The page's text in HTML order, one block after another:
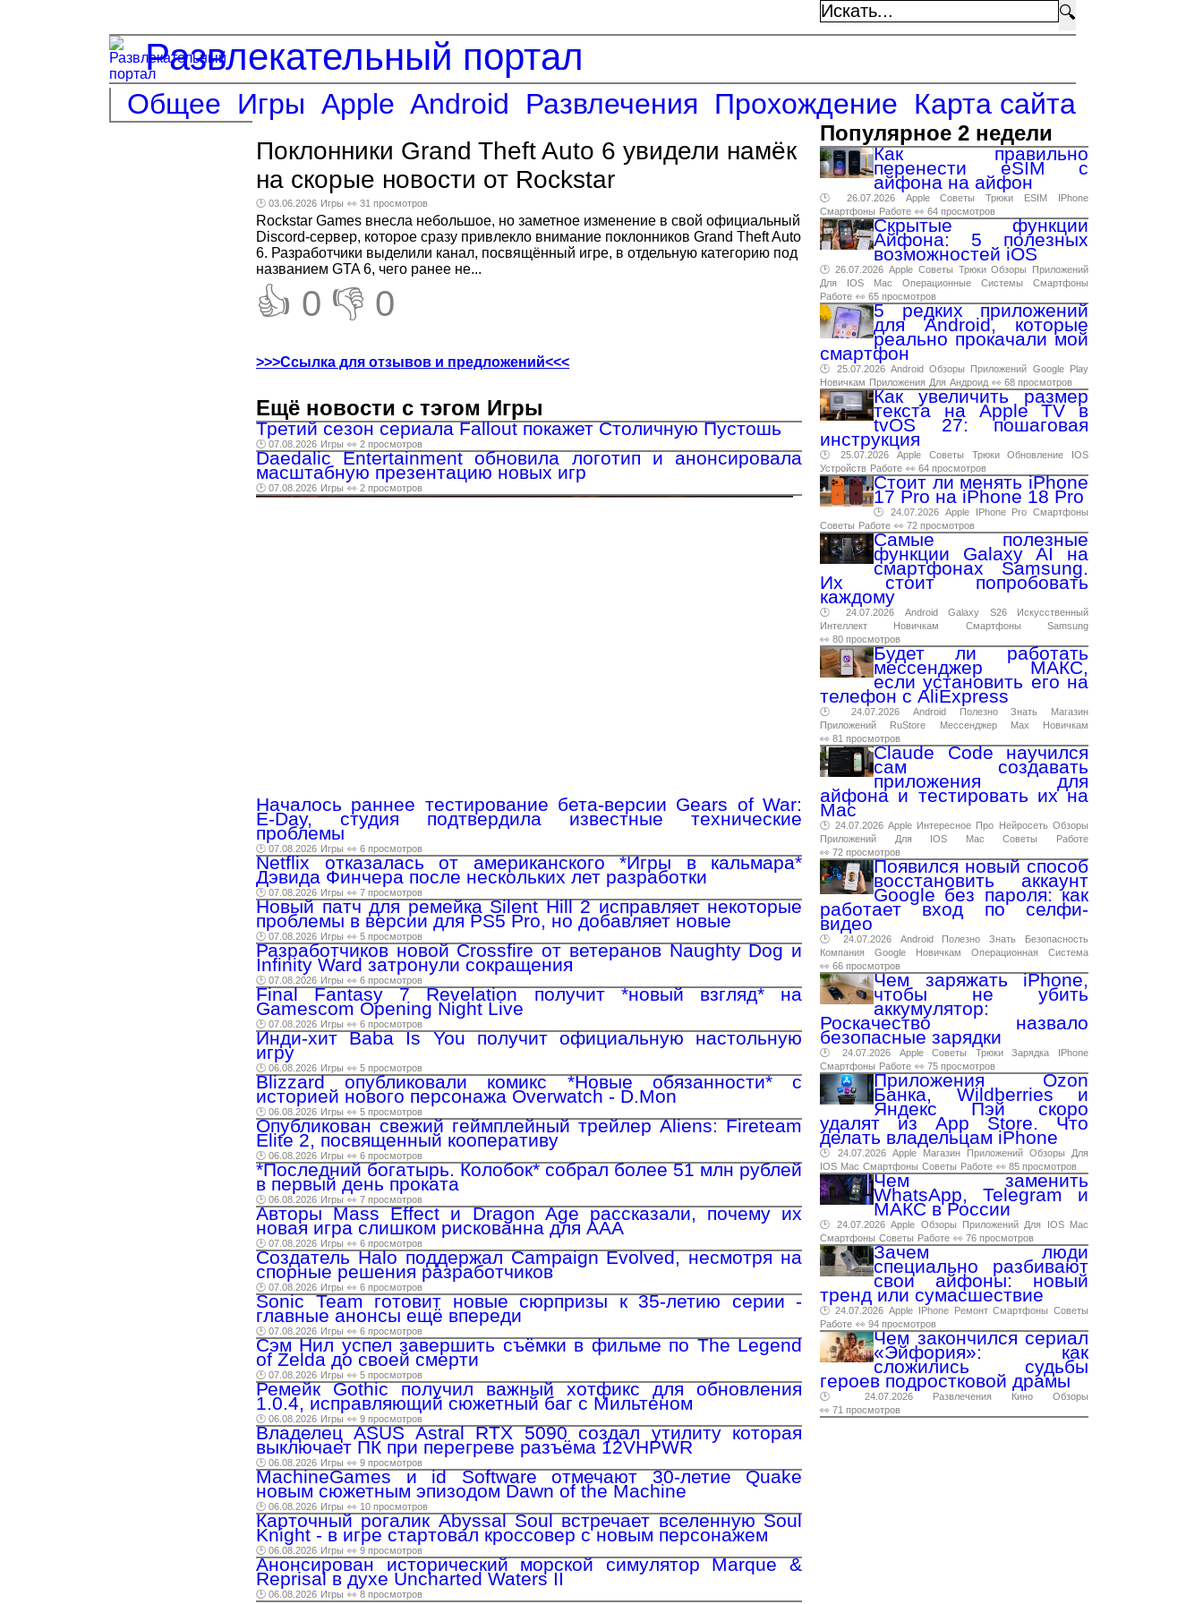
🔍
Развлекательный портал
Общее Игры Apple Android Развлечения Прохождение Карта сайта
Поклонники Grand Theft Auto 6 увидели намёк
на скорые новости от Rockstar
🕑 03.06.2026 Игры 👀 31 просмотров
Rockstar Games внесла небольшое, но заметное изменение в свой официальный
Discord-сервер, которое сразу привлекло внимание поклонников Grand Theft Auto
6. Разработчики выделили канал, посвящённый игре, в отдельную категорию под
названием GTA 6, чего ранее не...
👍 0 👎 0
>>>Ссылка для отзывов и предложений<<<
Ещё новости с тэгом Игры
Третий сезон сериала Fallout покажет Столичную Пустошь
🕑 07.08.2026 Игры 👀 2 просмотров
Daedalic Entertainment обновила логотип и анонсировала
масштабную презентацию новых игр
🕑 07.08.2026 Игры 👀 2 просмотров
Началось раннее тестирование бета-версии Gears of War:
E-Day, студия подтвердила известные технические
проблемы
🕑 07.08.2026 Игры 👀 6 просмотров
Netflix отказалась от американского *Игры в кальмара*
Дэвида Финчера после нескольких лет разработки
🕑 07.08.2026 Игры 👀 7 просмотров
Новый патч для ремейка Silent Hill 2 исправляет некоторые
проблемы в версии для PS5 Pro, но добавляет новые
🕑 07.08.2026 Игры 👀 5 просмотров
Разработчиков новой Crossfire от ветеранов Naughty Dog и
Infinity Ward затронули сокращения
🕑 07.08.2026 Игры 👀 6 просмотров
Final Fantasy 7 Revelation получит *новый взгляд* на
Gamescom Opening Night Live
🕑 07.08.2026 Игры 👀 6 просмотров
Инди-хит Baba Is You получит официальную настольную
игру
🕑 06.08.2026 Игры 👀 5 просмотров
Blizzard опубликовали комикс *Новые обязанности* c
историей нового персонажа Overwatch - D.Mon
🕑 06.08.2026 Игры 👀 5 просмотров
Опубликован свежий геймплейный трейлер Aliens: Fireteam
Elite 2, посвященный кооперативу
🕑 06.08.2026 Игры 👀 6 просмотров
*Последний богатырь. Колобок* собрал более 51 млн рублей
в первый день проката
🕑 06.08.2026 Игры 👀 7 просмотров
Авторы Mass Effect и Dragon Age рассказали, почему их
новая игра слишком рискованна для AAA
🕑 07.08.2026 Игры 👀 6 просмотров
Создатель Halo поддержал Campaign Evolved, несмотря на
спорные решения разработчиков
🕑 07.08.2026 Игры 👀 6 просмотров
Sonic Team готовит новые сюрпризы к 35-летию серии -
главные анонсы ещё впереди
🕑 07.08.2026 Игры 👀 6 просмотров
Сэм Нил успел завершить съёмки в фильме по The Legend
of Zelda до своей смерти
🕑 07.08.2026 Игры 👀 5 просмотров
Ремейк Gothic получил важный хотфикс для обновления
1.0.4, исправляющий сюжетный баг с Мильтеном
🕑 06.08.2026 Игры 👀 9 просмотров
Владелец ASUS Astral RTX 5090 создал утилиту которая
выключает ПК при перегреве разъёма 12VHPWR
🕑 06.08.2026 Игры 👀 9 просмотров
MachineGames и id Software отмечают 30-летие Quake
новым сюжетным эпизодом Dawn of the Machine
🕑 06.08.2026 Игры 👀 10 просмотров
Карточный рогалик Abyssal Soul встречает вселенную Soul
Knight - в игре стартовал кроссовер с новым персонажем
🕑 06.08.2026 Игры 👀 9 просмотров
Анонсирован исторический морской симулятор Marque &
Reprisal в духе Uncharted Waters II
🕑 06.08.2026 Игры 👀 8 просмотров
Популярное 2 недели
Как правильно
перенести eSIM с
айфона на айфон
🕑 26.07.2026 Apple Советы Трюки ESIM
IPhone
Смартфоны Работе 👀 64 просмотров
Скрытые функции
Айфона: 5 полезных
возможностей iOS
🕑 26.07.2026 Apple Советы Трюки Обзоры
Приложений
Для
IOS Mac Операционные Системы
Смартфоны
Работе 👀 65 просмотров
5 редких приложений
для Android, которые
реально прокачали мой
смартфон
🕑 25.07.2026 Android Обзоры Приложений Google
Play
Новичкам Приложения Для Андроид 👀 68 просмотров
Как увеличить размер
текста на Apple TV в
tvOS 27: пошаговая
инструкция
🕑 25.07.2026 Apple Советы Трюки Обновление
IOS
Устройств Работе 👀 64 просмотров
Стоит ли менять iPhone
17 Pro на iPhone 18 Pro
🕑 24.07.2026 Apple IPhone Pro Смартфоны
Советы Работе 👀 72 просмотров
Самые полезные
функции Galaxy AI на
смартфонах Samsung.
Их стоит попробовать
каждому
🕑 24.07.2026 Android Galaxy S26
Искусственный
Интеллект
Новичкам Смартфоны
Samsung
👀 80 просмотров
Будет ли работать
мессенджер МАКС,
если установить его на
телефон с AliExpress
🕑 24.07.2026 Android Полезно Знать
Магазин
Приложений
RuStore Мессенджер Max
Новичкам
👀 81 просмотров
Claude Code научился
сам создавать
приложения для
айфона и тестировать их на
Mac
🕑 24.07.2026 Apple Интересное Про Нейросеть Обзоры
Приложений
Для IOS Mac Советы
Работе
👀 72 просмотров
Появился новый способ
восстановить аккаунт
Google без пароля: как
работает вход по селфи-
видео
🕑 24.07.2026 Android Полезно Знать
Безопасность
Компания
Google Новичкам Операционная
Система
👀 66 просмотров
Чем заряжать iPhone,
чтобы не убить
аккумулятор:
Роскачество назвало
безопасные зарядки
🕑 24.07.2026 Apple Советы Трюки Зарядка
IPhone
Смартфоны Работе 👀 75 просмотров
Приложения Ozon
Банка, Wildberries и
Яндекс Пэй скоро
удалят из App Store. Что
делать владельцам iPhone
🕑 24.07.2026 Apple Магазин Приложений Обзоры
Для
IOS Mac Смартфоны Советы Работе 👀 85 просмотров
Чем заменить
WhatsApp, Telegram и
МАКС в России
🕑 24.07.2026 Apple Обзоры Приложений Для IOS
Mac
Смартфоны Советы Работе 👀 76 просмотров
Зачем люди
специально разбивают
свои айфоны: новый
тренд или сумасшествие
🕑 24.07.2026 Apple IPhone Ремонт Смартфоны Советы
Работе 👀 94 просмотров
Чем закончился сериал
«Эйфория»: как
сложились судьбы
героев подростковой драмы
🕑 24.07.2026 Развлечения Кино
Обзоры
👀 71 просмотров